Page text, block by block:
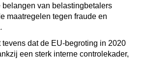
van belastingbetalers
maatregelen tegen fraude en
dat de EU-begroting in 2020
een sterk interne controlekader,